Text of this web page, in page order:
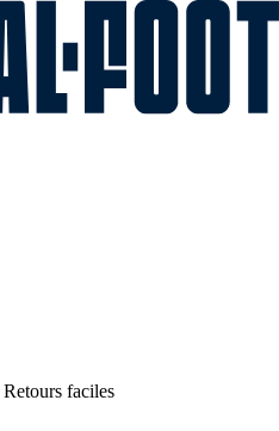
Retours faciles